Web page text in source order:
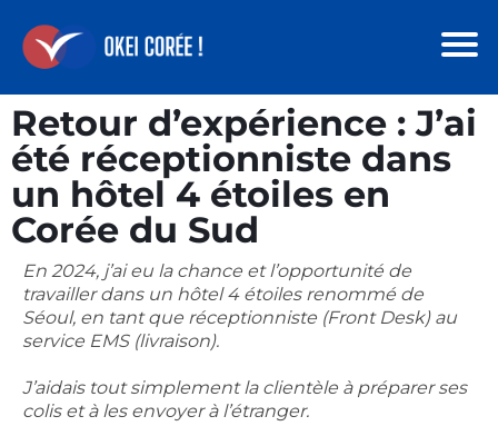
Retour d’expérience : J’ai
été réceptionniste dans
un hôtel 4 étoiles en
Corée du Sud
En 2024, j’ai eu la chance et l’opportunité de
travailler dans un hôtel 4 étoiles renommé de
Séoul, en tant que réceptionniste (Front Desk) au
service EMS (livraison).
J’aidais tout simplement la clientèle à préparer ses
colis et à les envoyer à l’étranger.